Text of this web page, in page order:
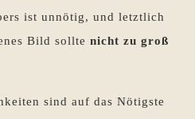
ist unnötig, und letztlich
Bild sollte nicht zu groß
sind auf das Nötigste